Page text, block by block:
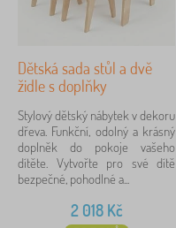
Dětská sada stůl a dvě
židle s doplňky
Stylový dětský nábytek v dekoru
dřeva. Funkční, odolný a krásný
doplněk do pokoje vašeho
dítěte. Vytvořte pro své dítě
bezpečné, pohodlné a...
2 018Kč